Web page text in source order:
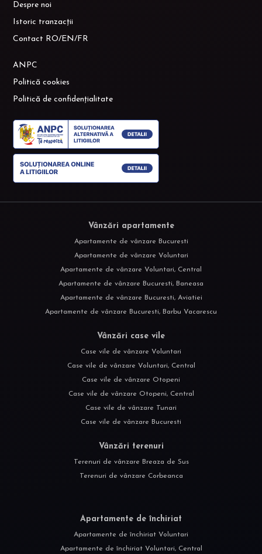
Despre noi
Istoric tranzacții
Contact RO/EN/FR
ANPC
Politică cookies
Politică de confidențialitate
Vânzări apartamente
Apartamente de vânzare Bucuresti
Apartamente de vânzare Voluntari
Apartamente de vânzare Voluntari, Central
Apartamente de vânzare Bucuresti, Baneasa
Apartamente de vânzare Bucuresti, Aviatiei
Apartamente de vânzare Bucuresti, Barbu Vacarescu
Vânzări case vile
Case vile de vânzare Voluntari
Case vile de vânzare Voluntari, Central
Case vile de vânzare Otopeni
Case vile de vânzare Otopeni, Central
Case vile de vânzare Tunari
Case vile de vânzare Bucuresti
Vânzări terenuri
Terenuri de vânzare Breaza de Sus
Terenuri de vânzare Corbeanca
Apartamente de închiriat
Apartamente de închiriat Voluntari
Apartamente de închiriat Voluntari, Central